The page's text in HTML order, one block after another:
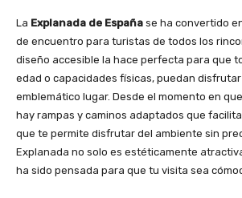
La Explanada de España se ha convertido
de encuentro para turistas de todos los
diseño accesible la hace perfecta para que
edad o capacidades físicas, puedan
emblemático lugar. Desde el momento en
hay rampas y caminos adaptados que
que te permite disfrutar del ambiente sin
Explanada no solo es estéticamente
ha sido pensada para que tu visita sea